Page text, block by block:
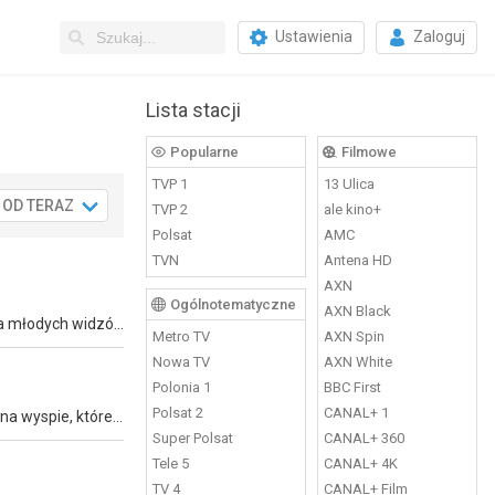
Ustawienia Zaloguj
Lista stacji
Popularne
TVP 1
TVP 2
Polsat
TVN
Ogólnotematyczne
Metro TV
Nowa TV
Polonia 1
Polsat 2
Super Polsat
Tele 5
TV 4
Filmowe
13 Ulica
ale kino+
AMC
Antena HD
AXN
AXN Black
AXN Spin
AXN White
BBC First
CANAL+ 1
CANAL+ 360
CANAL+ 4K
CANAL+ Film
OD TERAZ Pn Śr 19.08